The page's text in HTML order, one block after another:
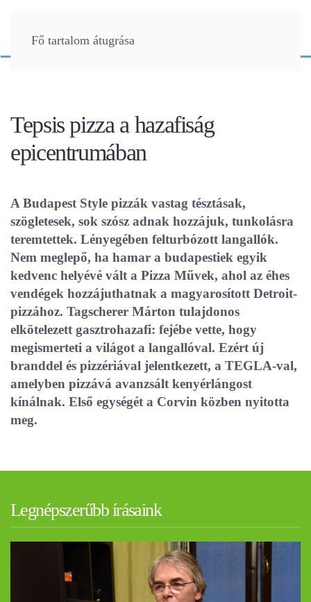
Fő tartalom átugrása
Tepsis pizza a hazafiság
epicentrumában
A Budapest Style pizzák vastag tésztásak,
szögletesek, sok szósz adnak hozzájuk, tunkolásra
teremtettek. Lényegében felturbózott langallók.
Nem meglepő, ha hamar a budapestiek egyik
kedvenc helyévé vált a Pizza Művek, ahol az éhes
vendégek hozzájuthatnak a magyarosított Detroit-
pizzához. Tagscherer Márton tulajdonos
elkötelezett gasztrohazafi: fejébe vette, hogy
megismerteti a világot a langallóval. Ezért új
branddel és pizzériával jelentkezett, a TEGLA-val,
amelyben pizzává avanzsált kenyérlángost
kínálnak. Első egységét a Corvin közben nyitotta
meg.
Legnépszerűbb írásaink